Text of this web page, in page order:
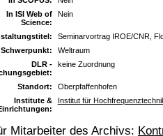
In ISI Web of
Science:
Nein
Seminarvortrag IROE/CNR,
Schwerpunkt:
Weltraum
DLR -
keine Zuordnung
Standort:
Oberpfaffenhofen
Institute &
Institut für
Mitarbeiter des Archivs: